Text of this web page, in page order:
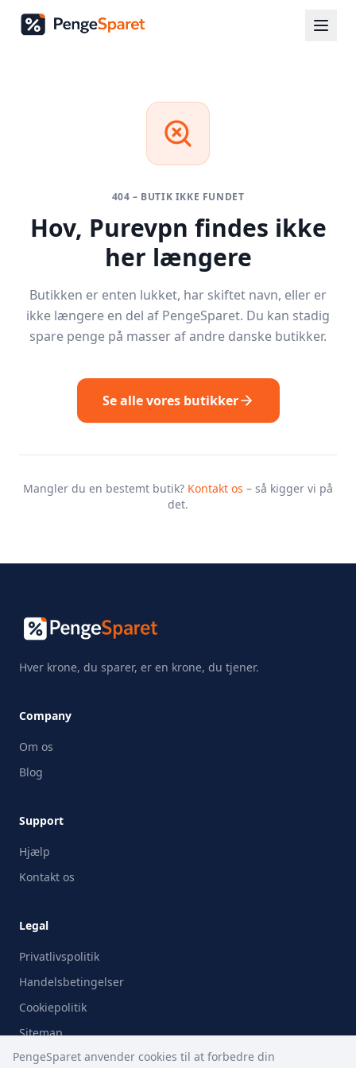
404 – BUTIK IKKE FUNDET
Hov, Purevpn findes ikke
her længere
Butikken er enten lukket, har skiftet navn, eller er
ikke længere en del af PengeSparet. Du kan stadig
spare penge på masser af andre danske butikker.
Se alle vores butikker
Mangler du en bestemt butik? Kontakt os – så kigger vi på
det.
Hver krone, du sparer, er en krone, du tjener.
Company
Om os
Blog
Support
Hjælp
Kontakt os
Legal
Privatlivspolitik
Handelsbetingelser
Cookiepolitik
Sitemap
PengeSparet anvender cookies til at forbedre din